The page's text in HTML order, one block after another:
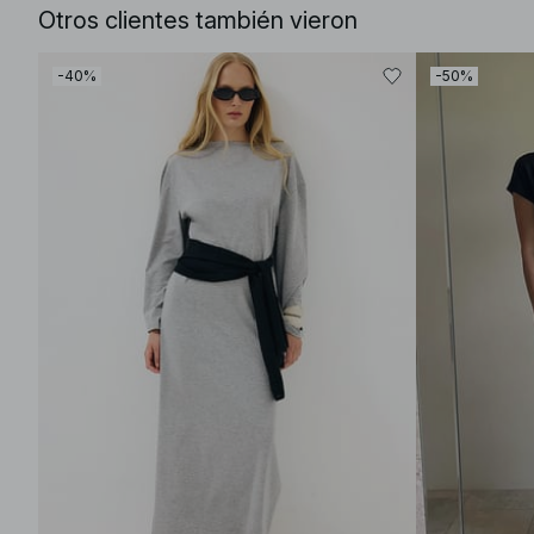
Otros clientes también vieron
-40% -50%